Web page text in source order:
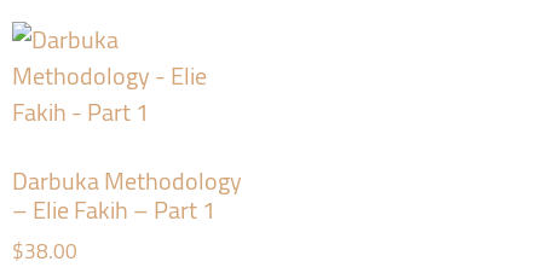
Darbuka Methodology
– Elie Fakih – Part 1
$38.00